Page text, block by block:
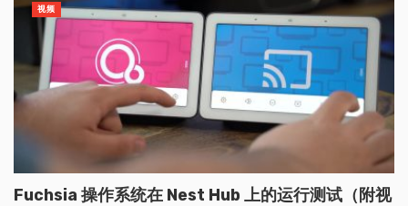
Fuchsia 操作系统在 Nest Hub 上的运行测试（附视
视频